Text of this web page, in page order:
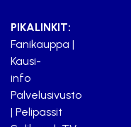
PIKALINKIT:
Fanikauppa |
Kausi-
info
Palvelusivusto
| Pelipassit